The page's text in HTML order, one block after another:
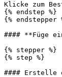
Klicke zum
{% endstep %}
{% endstepper
#### **Füge
{% stepper %}
{% step %}
#### Erstelle